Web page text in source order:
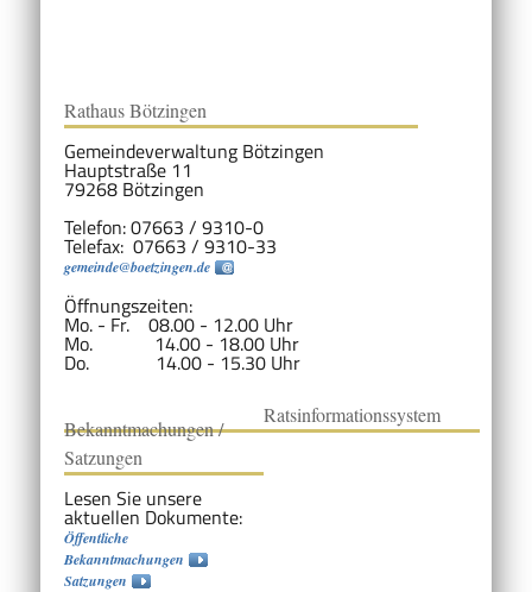
Rathaus Bötzingen
Gemeindeverwaltung Bötzingen
Hauptstraße 11
79268 Bötzingen
Telefon: 07663 / 9310-0
Telefax: 07663 / 9310-33
gemeinde@boetzingen.de
Öffnungszeiten:
Mo. - Fr. 08.00 - 12.00 Uhr
Mo. 14.00 - 18.00 Uhr
Do. 14.00 - 15.30 Uhr
Bekanntmachungen /
Satzungen
Lesen Sie unsere
aktuellen Dokumente:
Öffentliche
Bekanntmachungen
Satzungen
Ratsinformationssystem